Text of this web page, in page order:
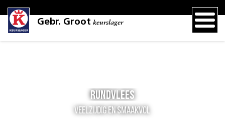
Gebr. Groot keurslager
Rundvlees
Veelzijdig en smaakvol